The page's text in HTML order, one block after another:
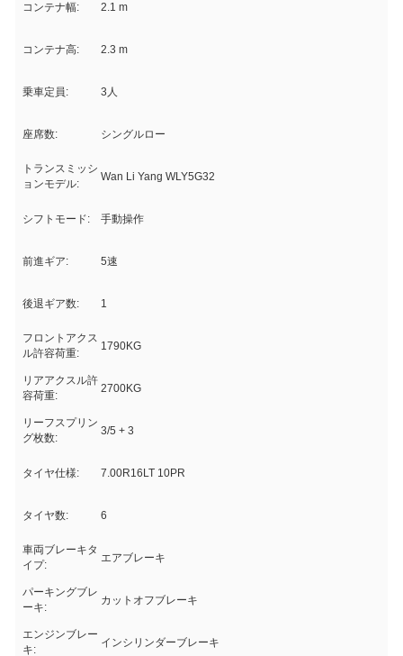
コンテナ幅: 2.1 m
コンテナ高: 2.3 m
乗車定員: 3人
座席数: シングルロー
トランスミッシ
ョンモデル:
Wan Li Yang WLY5G32
シフトモード: 手動操作
前進ギア: 5速
後退ギア数: 1
フロントアクス
ル許容荷重:
1790KG
リアアクスル許
容荷重:
2700KG
リーフスプリン
グ枚数:
3/5 + 3
タイヤ仕様: 7.00R16LT 10PR
タイヤ数: 6
車両ブレーキタ
イプ:
エアブレーキ
パーキングブレ
ーキ:
カットオフブレーキ
エンジンブレー
キ:
インシリンダーブレーキ